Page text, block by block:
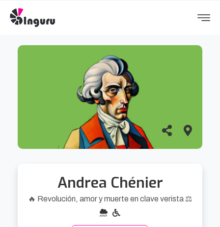
Andrea Chénier
🔥 Revolución, amor y muerte en clave verista ⚖️